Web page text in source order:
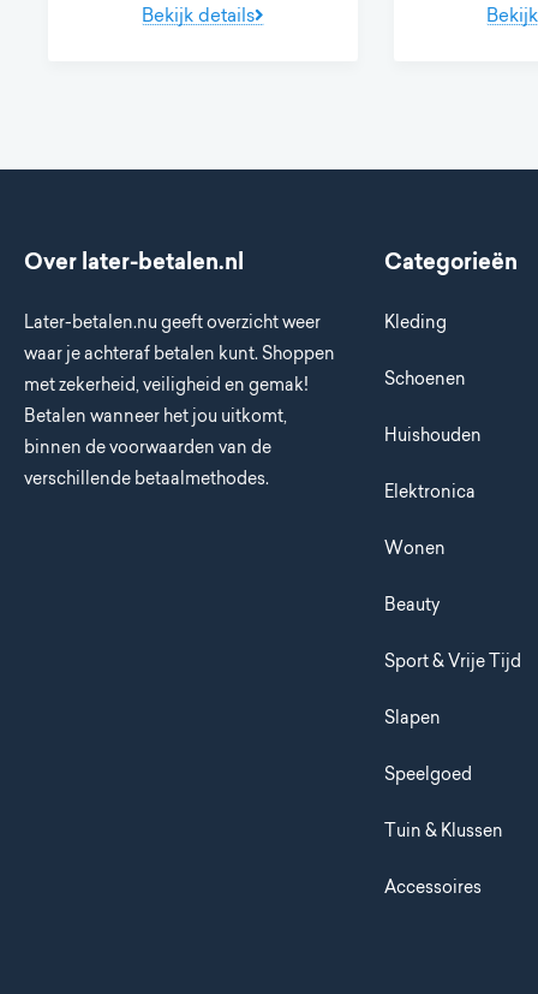
Bekijk details
Over later-betalen.nl
Later-betalen.nu geeft overzicht weer
waar je achteraf betalen kunt. Shoppen
met zekerheid, veiligheid en gemak!
Betalen wanneer het jou uitkomt,
binnen de voorwaarden van de
verschillende betaalmethodes.
Categorieën
Kleding
Schoenen
Huishouden
Elektronica
Wonen
Beauty
Sport & Vrije Tijd
Slapen
Speelgoed
Tuin & Klussen
Accessoires